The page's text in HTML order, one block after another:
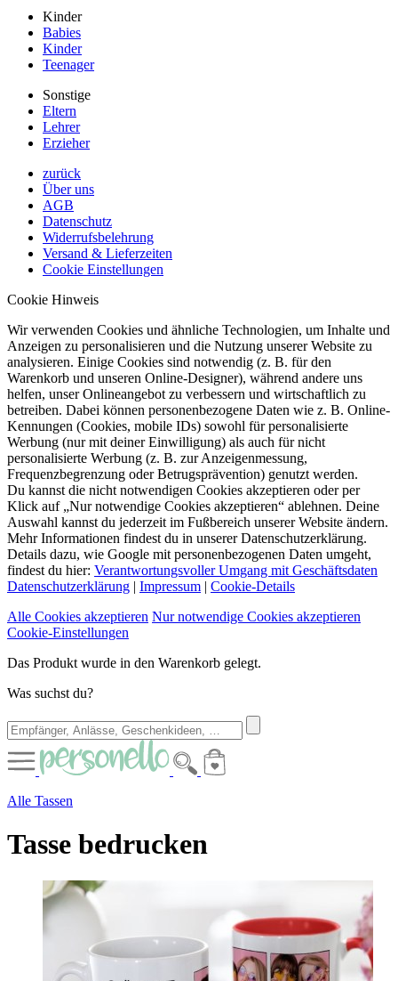
Kinder
Babies
Kinder
Teenager
Sonstige
Eltern
Lehrer
Erzieher
zurück
Über uns
AGB
Datenschutz
Widerrufsbelehrung
Versand & Lieferzeiten
Cookie Einstellungen
Cookie Hinweis
Wir verwenden Cookies und ähnliche Technologien, um Inhalte und
Anzeigen zu personalisieren und die Nutzung unserer Website zu
analysieren. Einige Cookies sind notwendig (z. B. für den
Warenkorb und unseren Online-Designer), während andere uns
helfen, unser Onlineangebot zu verbessern und wirtschaftlich zu
betreiben. Dabei können personenbezogene Daten wie z. B. Online-
Kennungen (Cookies, mobile IDs) sowohl für personalisierte
Werbung (nur mit deiner Einwilligung) als auch für nicht
personalisierte Werbung (z. B. zur Anzeigenmessung,
Frequenzbegrenzung oder Betrugsprävention) genutzt werden.
Du kannst die nicht notwendigen Cookies akzeptieren oder per
Klick auf „Nur notwendige Cookies akzeptieren“ ablehnen. Deine
Auswahl kannst du jederzeit im Fußbereich unserer Website ändern.
Mehr Informationen findest du in unserer Datenschutzerklärung.
Details dazu, wie Google mit personenbezogenen Daten umgeht,
findest du hier: Verantwortungsvoller Umgang mit Geschäftsdaten
Datenschutzerklärung | Impressum | Cookie-Details
Alle Cookies akzeptieren Nur notwendige Cookies akzeptieren
Cookie-Einstellungen
Das Produkt wurde in den Warenkorb gelegt.
Was suchst du?
Alle Tassen
Tasse bedrucken